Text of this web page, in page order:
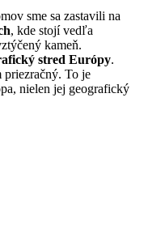
sme sa zastavili na
, kde stojí vedľa
kameň.
stred Európy.
To je
nielen jej geografický